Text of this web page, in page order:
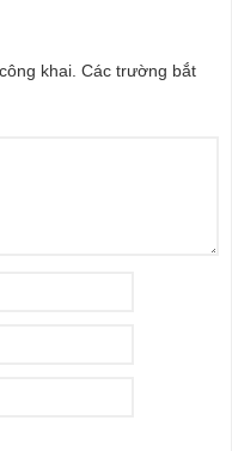
khai. Các trường bắt